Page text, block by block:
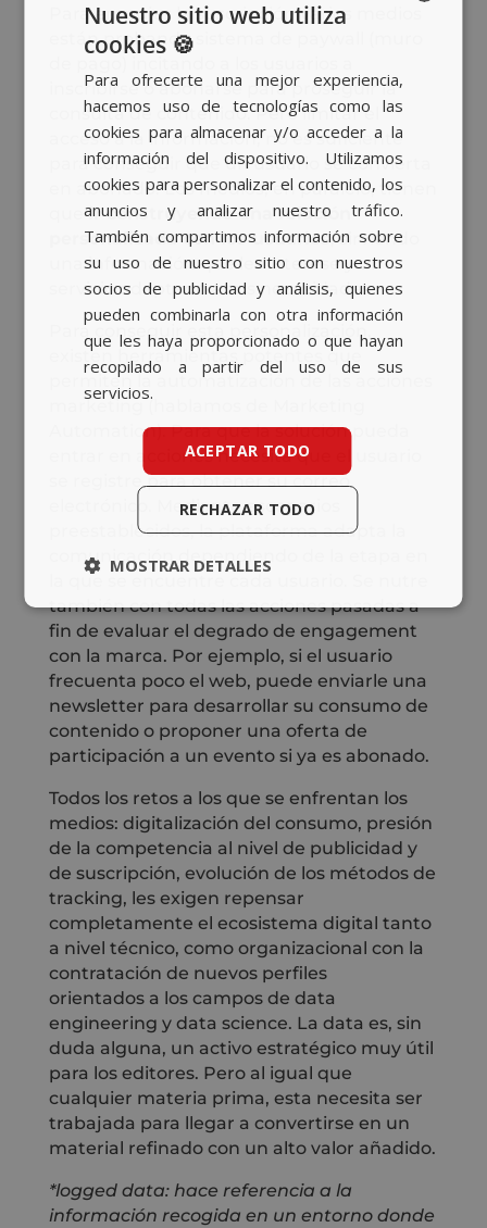
Para empujar la suscripción varios medios
están probando sistema de paywall (muro
inscribirse o abonarse para proseguir la
consulta de contenido. Pero limitar el
acceso a la información, no es suficiente
para conseguir que un usuario se convierta
en abonado. Los medios, en paralelo, tienen
queir construyendo una relación
personalizada con los usuarios, sirviendo
una información que les interese y un
servicio adaptado a sus necesidades.
Para conseguir esta personalización,
existen herramientas potentes que
permiten la automatización de las acciones
Automation). Para que la solución pueda
entrar en acciones necesita que el usuario
se registre para obtener su correo
electrónico. Mediante escenarios
preestablecidos, la plataforma adapta la
comunicación dependiendo de la etapa en
también con todas las acciones pasadas a
fin de evaluar el degrado de engagement
con la marca. Por ejemplo, si el usuario
frecuenta poco el web, puede enviarle una
newsletter para desarrollar su consumo de
contenido o proponer una oferta de
participación a un evento si ya es abonado.
Todos los retos a los que se enfrentan los
medios: digitalización del consumo, presión
de la competencia al nivel de publicidad y
de suscripción, evolución de los métodos de
tracking, les exigen repensar
completamente el ecosistema digital tanto
a nivel técnico, como organizacional con la
contratación de nuevos perfiles
orientados a los campos de data
engineering y data science. La data es, sin
duda alguna, un activo estratégico muy útil
para los editores. Pero al igual que
cualquier materia prima, esta necesita ser
trabajada para llegar a convertirse en un
material refinado con un alto valor añadido.
*logged data: hace referencia a la
información recogida en un entorno donde
BASQUE
ENGLISH
Nuestro sitio web utiliza
cookies 🍪
Para ofrecerte una mejor experiencia,
hacemos uso de tecnologías como las
cookies para almacenar y/o acceder a la
información del dispositivo. Utilizamos
cookies para personalizar el contenido, los
anuncios y analizar nuestro tráfico.
También compartimos información sobre
su uso de nuestro sitio con nuestros
socios de publicidad y análisis, quienes
pueden combinarla con otra información
que les haya proporcionado o que hayan
recopilado a partir del uso de sus
servicios.
ACEPTAR TODO
RECHAZAR TODO
MOSTRAR DETALLES